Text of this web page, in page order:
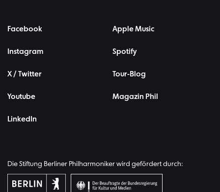
Facebook
Instagram
X / Twitter
Youtube
LinkedIn
Apple Music
Spotify
Tour-Blog
Magazin Phil
Die Stiftung Berliner Philharmoniker wird gefördert durch: